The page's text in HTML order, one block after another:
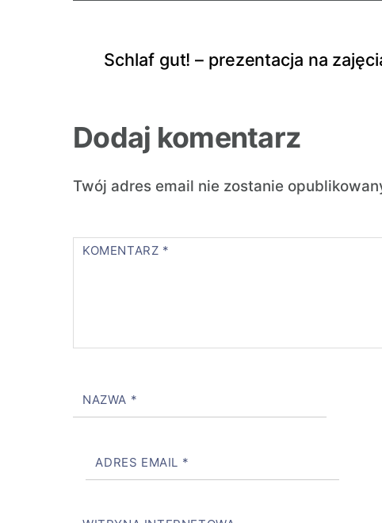
Schlaf gut! – prezentacja na
Dodaj komentarz
Twój adres email nie zostanie
KOMENTARZ *
NAZWA *
ADRES EMAIL *